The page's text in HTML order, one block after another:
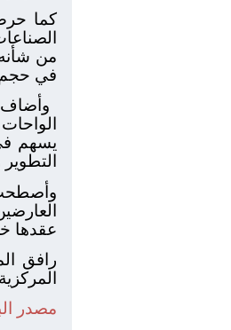
كما
من
في حجم
وأضاف
يسهم
عقدها
رافق
مصدر